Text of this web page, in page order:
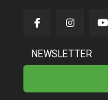
NEWSLETTER